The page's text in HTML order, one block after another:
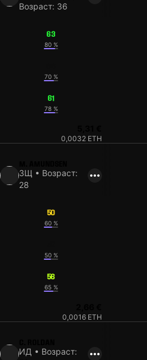
Возраст: 36
63
80 %
70 %
61
78 %
0,0032 ETH
ЗЩ • Возраст:
28
50
60 %
50 %
56
65 %
0,0016 ETH
ИД • Возраст: